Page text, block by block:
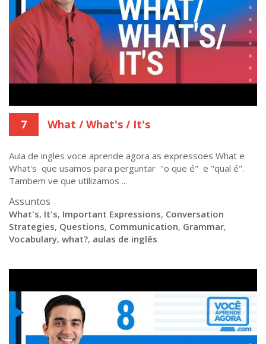
7 What / What's / It's
Aula de ingles voce aprende agora as expressoes What e
What's que usamos para perguntar "o que é" e "qual é".
Tambem ve que utilizamos ...
Assuntos
What's, It's, Important Expressions, Conversation
Strategies, Questions, Communication, Grammar,
Vocabulary, what?, aulas de inglês